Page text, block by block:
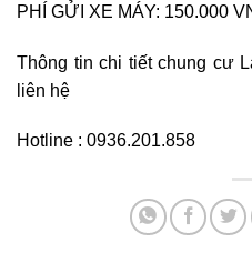
PHÍ GỬI XE MÁY: 150.000
Thông tin chi tiết chung cư
liên hệ
Hotline : 0936.201.858